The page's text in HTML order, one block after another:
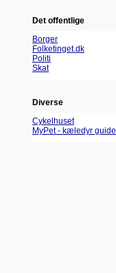
Det offentlige
Borger
Folketinget.dk
Politi
Skat
Diverse
Cykelhuset
MyPet - kæledyr guide